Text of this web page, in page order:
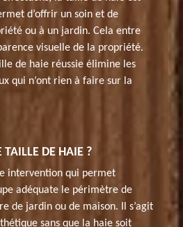
d’offrir un soin et de
ou à un jardin. Cela entre
visuelle de la propriété.
de haie réussie élimine les
qui n’ont rien à faire sur la
DE HAIE ?
intervention qui permet
adéquate le périmètre de
de jardin ou de maison. Il s’agit
sans que la haie soit